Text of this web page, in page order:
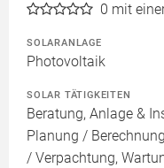
0 mit
SOLARANLAGE
Photovoltaik
SOLAR TÄTIGKEITEN
Beratung, Anlage &
Planung /
/ Verpachtung,